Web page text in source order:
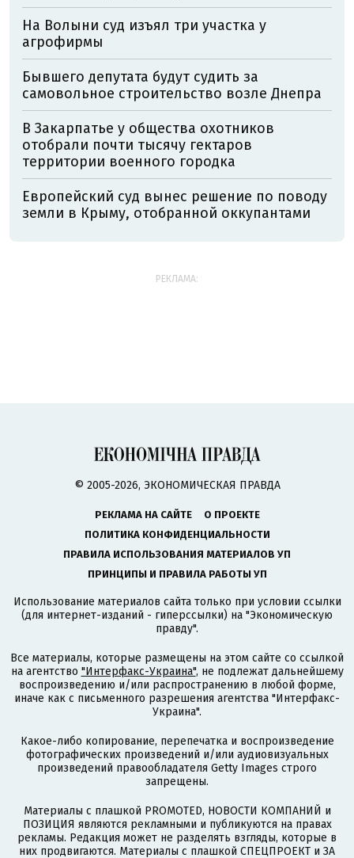
На Волыни суд изъял три участка у
агрофирмы
Бывшего депутата будут судить за
самовольное строительство возле Днепра
В Закарпатье у общества охотников
отобрали почти тысячу гектаров
территории военного городка
Европейский суд вынес решение по поводу
земли в Крыму, отобранной оккупантами
РЕКЛАМА:
© 2005-2026, ЭКОНОМИЧЕСКАЯ ПРАВДА
РЕКЛАМА НА САЙТЕ
О ПРОЕКТЕ
ПОЛИТИКА КОНФИДЕНЦИАЛЬНОСТИ
ПРАВИЛА ИСПОЛЬЗОВАНИЯ МАТЕРИАЛОВ УП
ПРИНЦИПЫ И ПРАВИЛА РАБОТЫ УП
Использование материалов сайта только при условии ссылки
(для интернет-изданий - гиперссылки) на "Экономическую
правду".
Все материалы, которые размещены на этом сайте со ссылкой
на агентство "Интерфакс-Украина", не подлежат дальнейшему
воспроизведению и/или распространению в любой форме,
иначе как с письменного разрешения агентства "Интерфакс-
Украина".
Какое-либо копирование, перепечатка и воспроизведение
фотографических произведений и/или аудиовизуальных
произведений правообладателя Getty Images строго
запрещены.
Материалы с плашкой PROMOTED, НОВОСТИ КОМПАНИЙ и
ПОЗИЦИЯ являются рекламными и публикуются на правах
рекламы. Редакция может не разделять взгляды, которые в
них продвигаются. Материалы с плашкой СПЕЦПРОЕКТ и ЗА